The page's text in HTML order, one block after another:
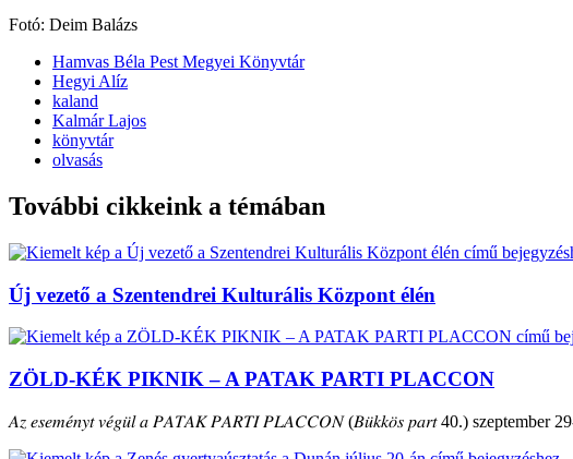
Fotó: Deim Balázs
Hamvas Béla Pest Megyei Könyvtár
Hegyi Alíz
kaland
Kalmár Lajos
könyvtár
olvasás
További cikkeink a témában
Új vezető a Szentendrei Kulturális Központ élén
ZÖLD-KÉK PIKNIK – A PATAK PARTI PLACCON
𝐴𝑧 𝑒𝑠𝑒𝑚𝑒́𝑛𝑦𝑡 𝑣𝑒́𝑔𝑢̈𝑙 𝑎 𝑃𝐴𝑇𝐴𝐾 𝑃𝐴𝑅𝑇𝐼 𝑃𝐿𝐴𝐶𝐶𝑂𝑁 (𝐵𝑢̈𝑘𝑘𝑜̈𝑠 𝑝𝑎𝑟𝑡 40.) szeptember 29-𝑒́𝑛